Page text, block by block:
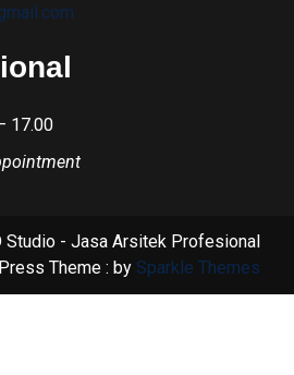
17.00
Studio - Jasa Arsitek Profesional
Theme : by Sparkle Themes